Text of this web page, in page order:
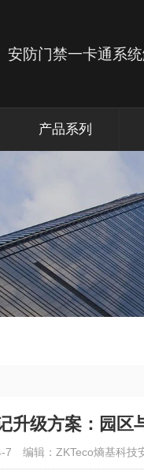
产品系列
升级方案：园区
7 编辑：ZKTeco熵基科技